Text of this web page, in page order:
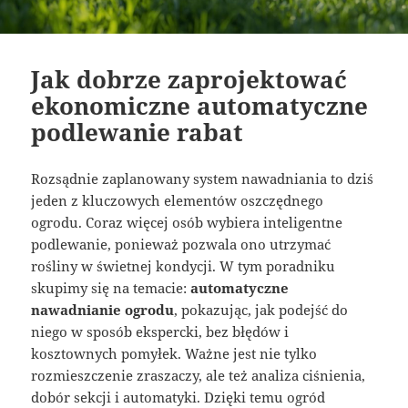
Jak dobrze zaprojektować
ekonomiczne automatyczne
podlewanie rabat
Rozsądnie zaplanowany system nawadniania to dziś
jeden z kluczowych elementów oszczędnego
ogrodu. Coraz więcej osób wybiera inteligentne
podlewanie, ponieważ pozwala ono utrzymać
rośliny w świetnej kondycji. W tym poradniku
skupimy się na temacie:automatyczne
nawadnianie ogrodu, pokazując, jak podejść do
niego w sposób ekspercki, bez błędów i
kosztownych pomyłek. Ważne jest nie tylko
rozmieszczenie zraszaczy, ale też analiza ciśnienia,
dobór sekcji i automatyki. Dzięki temu ogród